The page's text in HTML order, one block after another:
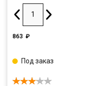
863 ₽
Под заказ